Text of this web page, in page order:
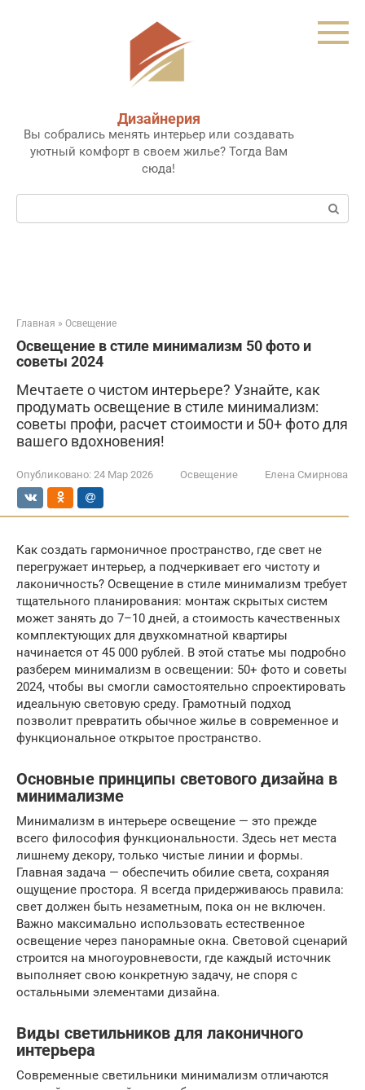
Дизайнерия
Вы собрались менять интерьер или создавать
уютный комфорт в своем жилье? Тогда Вам
сюда!
Поиск:
Главная » Освещение
Освещение в стиле минимализм 50 фото и
советы 2024
Мечтаете о чистом интерьере? Узнайте, как
продумать освещение в стиле минимализм:
советы профи, расчет стоимости и 50+ фото для
вашего вдохновения!
Опубликовано: 24 Мар 2026 Освещение Елена Смирнова
Как создать гармоничное пространство, где свет не
перегружает интерьер, а подчеркивает его чистоту и
лаконичность? Освещение в стиле минимализм требует
тщательного планирования: монтаж скрытых систем
может занять до 7–10 дней, а стоимость качественных
комплектующих для двухкомнатной квартиры
начинается от 45 000 рублей. В этой статье мы подробно
разберем минимализм в освещении: 50+ фото и советы
2024, чтобы вы смогли самостоятельно спроектировать
идеальную световую среду. Грамотный подход
позволит превратить обычное жилье в современное и
функциональное открытое пространство.
Основные принципы светового дизайна в
минимализме
Минимализм в интерьере освещение — это прежде
всего философия функциональности. Здесь нет места
лишнему декору, только чистые линии и формы.
Главная задача — обеспечить обилие света, сохраняя
ощущение простора. Я всегда придерживаюсь правила:
свет должен быть незаметным, пока он не включен.
Важно максимально использовать естественное
освещение через панорамные окна. Световой сценарий
строится на многоуровневости, где каждый источник
выполняет свою конкретную задачу, не споря с
остальными элементами дизайна.
Виды светильников для лаконичного
интерьера
Современные светильники минимализм отличаются